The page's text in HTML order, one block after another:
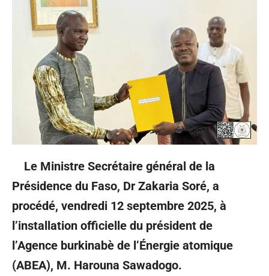
Le Ministre Secrétaire général de la
Présidence du Faso, Dr Zakaria Soré, a
procédé, vendredi 12 septembre 2025, à
l’installation officielle du président de
l’Agence burkinabè de l’Énergie atomique
(ABEA), M. Harouna Sawadogo.